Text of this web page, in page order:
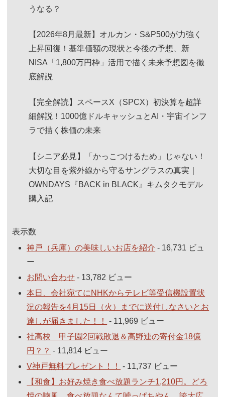
うなる？
【2026年8月最新】オルカン・S&P500が力強く
上昇回復！基準価額の現状と今後の予想、新
NISA「1,800万円枠」活用で描く未来予想図を徹
底解説
【完全解読】スペースX（SPCX）初決算を超詳
細解説！1000億ドルキャッシュとAI・宇宙インフ
ラで描く株価の未来
【シニア必見】「かっこつけるため」じゃない！
大切な目を紫外線から守るサングラスの真実｜
OWNDAYS『BACK in BLACK』キムタクモデル
購入記
表示数
神戸（兵庫）の美味しいお店を紹介 - 16,731 ビュ
ー
お問い合わせ - 13,782 ビュー
本日、会社宛てにNHKからテレビ等受信機設置状
況の報告を4月15日（火）までに送付しなさいとお
達しが届きました！！
- 11,969 ビュー
社高校 甲子園2回戦敗退＆高野連の寄付金18億
円？？ - 11,814 ビュー
V神戸無料プレゼント！！
- 11,737 ビュー
【和食】お好み焼き食べ放題ランチ1,210円。どろ